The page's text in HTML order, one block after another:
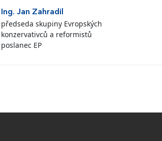
Ing. Jan Zahradil
předseda skupiny Evropských
konzervativců a reformistů
poslanec EP